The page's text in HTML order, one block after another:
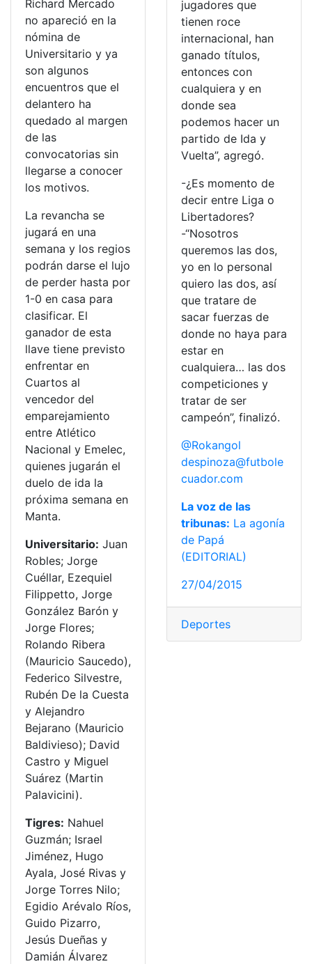
Richard Mercado
no apareció en la
nómina de
Universitario y ya
son algunos
encuentros que el
delantero ha
quedado al margen
de las
convocatorias sin
llegarse a conocer
los motivos.
La revancha se
jugará en una
semana y los regios
podrán darse el lujo
de perder hasta por
1-0 en casa para
clasificar. El
ganador de esta
llave tiene previsto
enfrentar en
Cuartos al
vencedor del
emparejamiento
entre Atlético
Nacional y Emelec,
quienes jugarán el
duelo de ida la
próxima semana en
Manta.
Universitario: Juan
Robles; Jorge
Cuéllar, Ezequiel
Filippetto, Jorge
González Barón y
Jorge Flores;
Rolando Ribera
(Mauricio Saucedo),
Federico Silvestre,
Rubén De la Cuesta
y Alejandro
Bejarano (Mauricio
Baldivieso); David
Castro y Miguel
Suárez (Martin
Palavicini).
Tigres: Nahuel
Guzmán; Israel
Jiménez, Hugo
Ayala, José Rivas y
Jorge Torres Nilo;
Egidio Arévalo Ríos,
Guido Pizarro,
Jesús Dueñas y
Damián Álvarez
jugadores que
tienen roce
internacional, han
ganado títulos,
entonces con
cualquiera y en
donde sea
podemos hacer un
partido de Ida y
Vuelta”, agregó.
-¿Es momento de
decir entre Liga o
Libertadores?
-“Nosotros
queremos las dos,
yo en lo personal
quiero las dos, así
que tratare de
sacar fuerzas de
donde no haya para
estar en
cualquiera… las dos
competiciones y
tratar de ser
campeón”, finalizó.
@Rokangol
despinoza@futbole
cuador.com
La voz de las
tribunas: La agonía
de Papá
(EDITORIAL)
27/04/2015
Deportes